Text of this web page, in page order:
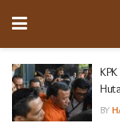
BY